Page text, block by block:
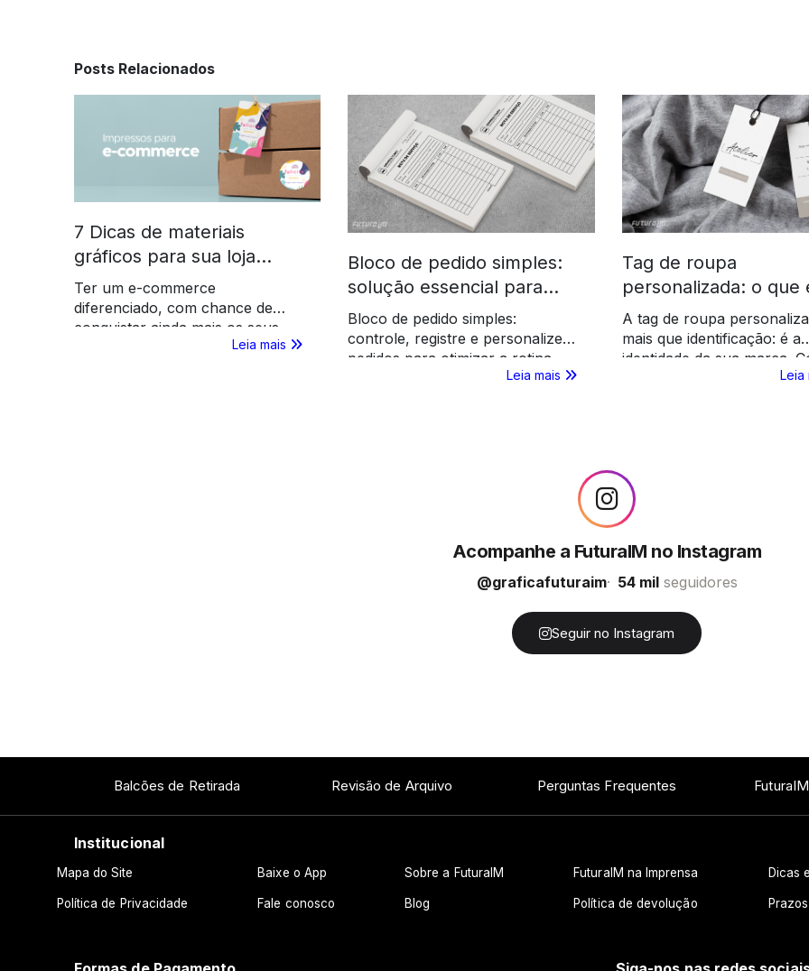
Posts Relacionados
7 Dicas de materiais
gráficos para sua loja
virtual
Ter um e-commerce
diferenciado, com chance de
conquistar ainda mais os seus
clientes passa a ser uma tarefa
Leia mais
Bloco de pedido simples:
solução essencial para
empresas modernas
Bloco de pedido simples:
controle, registre e personalize
pedidos para otimizar a rotina,
aumentar eficiência e destacar a
Leia mais
Tag de roupa
personalizada: o que
como usar
A tag de roupa
mais que identificação: é a
identidade da sua marca.
FuturaIM, cada peça
Leia
Acompanhe a FuturaIM no Instagram
@graficafuturaim 54 milseguidores
Seguir no Instagram
Balcões de Retirada Revisão de Arquivo Perguntas Frequentes
Institucional
Mapa do Site Baixe o App Sobre a FuturaIM FuturaIM na Imprensa Dicas
Política de Privacidade Fale conosco Blog Política de devolução Prazos